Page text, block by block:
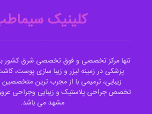
کلینیک
تنها مرکز تخصصی و فوق تخصصی شرق کشور
پزشکی در زمینه لیزر و زیبا سازی پوست،
زیبایی، ترمیمی با از مجرب ترین
تخصص جراحی پلاستیک و زیبایی وجراحی
مشهد می باشد.